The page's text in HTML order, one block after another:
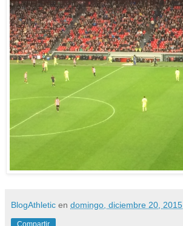
BlogAthletic en domingo, diciembre 20, 2015